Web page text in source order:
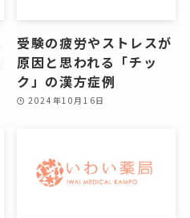
受験の疲労やストレスが
原因と思われる「チッ
ク」の漢方症例
2024年10月16日